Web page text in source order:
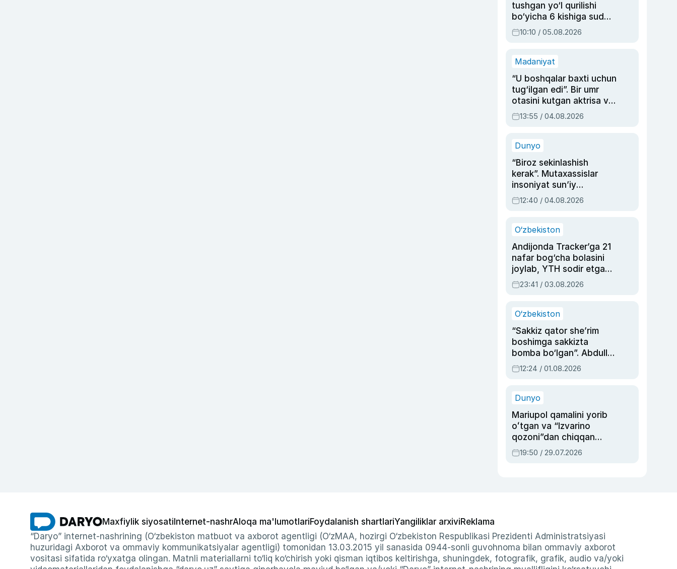
tushgan yo‘l qurilishi
bo‘yicha 6 kishiga sud
hukmi o‘qildi
10:10 / 05.08.2026
Madaniyat
“U boshqalar baxti uchun
tug‘ilgan edi”. Bir umr
otasini kutgan aktrisa va
dublyaj ustasi Rimma
Ahmedovaning
13:55 / 04.08.2026
Dunyo
“Biroz sekinlashish
kerak”. Mutaxassislar
insoniyat sun’iy
intellektni boshqara
olmay qolishidan xavotir
12:40 / 04.08.2026
O‘zbekiston
Andijonda Tracker’ga 21
nafar bog‘cha bolasini
joylab, YTH sodir etgan
ayolga sud hukmi o‘qildi
23:41 / 03.08.2026
O‘zbekiston
“Sakkiz qator she’rim
boshimga sakkizta
bomba bo‘lgan”. Abdulla
Oripovni siyosiy
ayblovlardan asrab
12:24 / 01.08.2026
Dunyo
Mariupol qamalini yorib
oʻtgan va “Izvarino
qozoni”dan chiqqan
qahramon — Ukraina
armiyasi bosh
19:50 / 29.07.2026
Maxfiylik siyosati Internet-nashrAloqa ma'lumotlariFoydalanish shartlariYangiliklar arxiviReklama
“Daryo” internet-nashrining (O‘zbekiston matbuot va axborot agentligi (O‘zMAA, hozirgi O‘zbekiston Respublikasi Prezidenti Administratsiyasi
huzuridagi Axborot va ommaviy kommunikatsiyalar agentligi) tomonidan 13.03.2015 yil sanasida 0944-sonli guvohnoma bilan ommaviy axborot
vositasi sifatida ro‘yxatga olingan. Matnli materiallarni to‘liq ko‘chirish yoki qisman iqtibos keltirishga, shuningdek, fotografik, grafik, audio va/yoki